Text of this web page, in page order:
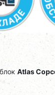
Atlas